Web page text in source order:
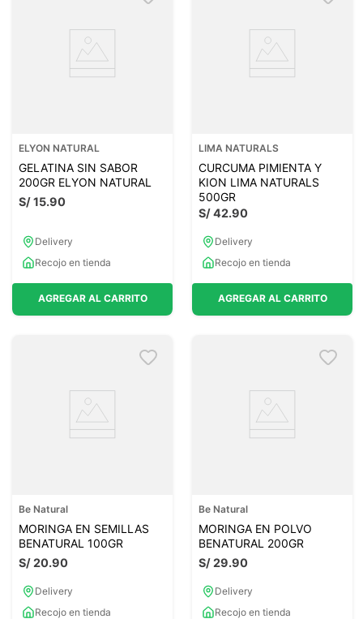
ELYON NATURAL
GELATINA SIN SABOR
200GR ELYON NATURAL
S/15.90
Delivery
Recojo en tienda
AGREGAR AL CARRITO
LIMA NATURALS
CURCUMA PIMIENTA Y
KION LIMA NATURALS
500GR
S/42.90
Delivery
Recojo en tienda
AGREGAR AL CARRITO
Be Natural
MORINGA EN SEMILLAS
BENATURAL 100GR
S/20.90
Delivery
Recojo en tienda
Be Natural
MORINGA EN POLVO
BENATURAL 200GR
S/29.90
Delivery
Recojo en tienda